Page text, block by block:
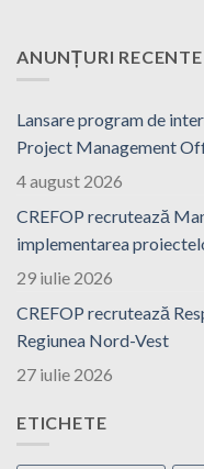
ANUNȚURI RECENTE
Lansare program de
Project Management
4 august 2026
CREFOP recrutează
implementarea
29 iulie 2026
CREFOP recrutează
Regiunea Nord-Vest
27 iulie 2026
ETICHETE